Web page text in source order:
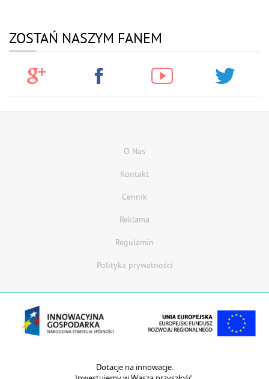
ZOSTAŃ NASZYM FANEM
O Nas
Kontakt
Cennik
Reklama
Regulamin
Polityka prywatności
Dotacje na innowacje.